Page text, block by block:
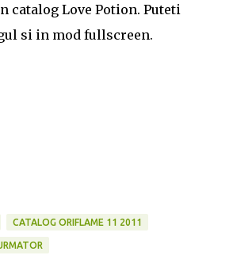
catalog Love Potion. Puteti
si in mod fullscreen.
CATALOG ORIFLAME 11 2011